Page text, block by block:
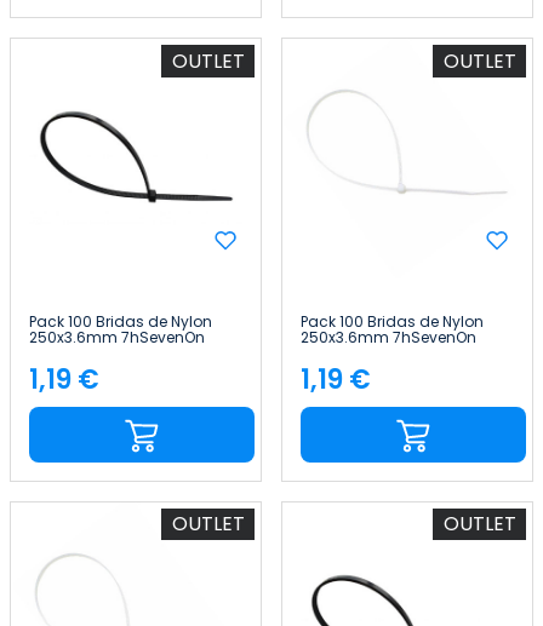
OUTLET
Pack 100 Bridas de Nylon
250x3.6mm 7hSevenOn
Precio
1,19 €
OUTLET
Pack 100 Bridas de Nylon
250x3.6mm 7hSevenOn
Precio
1,19 €
OUTLET OUTLET